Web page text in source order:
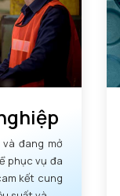
và đang mở